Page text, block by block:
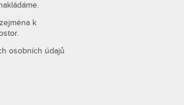
k
osobních údajů